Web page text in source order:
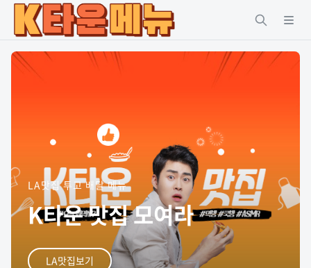
LA맛집 투고 배달 메뉴
K타운 맛집 모여라
LA맛집보기